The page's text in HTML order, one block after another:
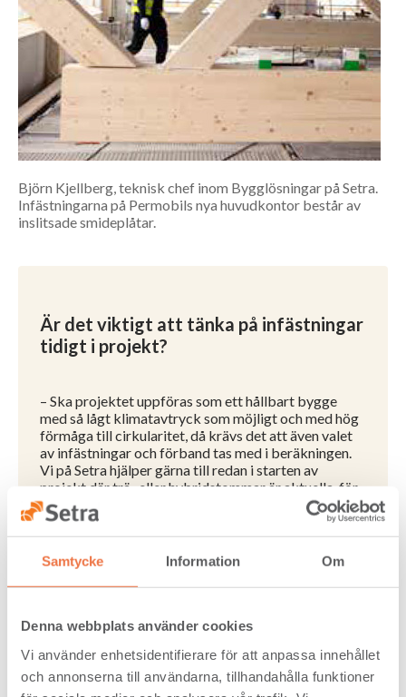
Samtycke Information Om
Denna webbplats använder cookies
Vi använder enhetsidentifierare för att anpassa innehållet
och annonserna till användarna, tillhandahålla funktioner
Björn Kjellberg, teknisk chef inom Bygglösningar på Setra.
Infästningarna på Permobils nya huvudkontor består av
inslitsade smideplåtar.
Är det viktigt att tänka på infästningar
tidigt i projekt?
– Ska projektet uppföras som ett hållbart bygge
med så lågt klimatavtryck som möjligt och med hög
förmåga till cirkularitet, då krävs det att även valet
av infästningar och förband tas med i beräkningen.
Vi på Setra hjälper gärna till redan i starten av
projekt där trä- eller hybridstommar är aktuella, för
att ta fram olika lösningar och alternativ.
Vilka varianter finns det?
plåt. Infästningslösningen beror på valet av beslag.
Bjälklag, väggar, tak, pelare, balkar och andra
byggelement behöver inte anpassas utan det finns en
mängd valmöjligheter vid träkonstruktion.